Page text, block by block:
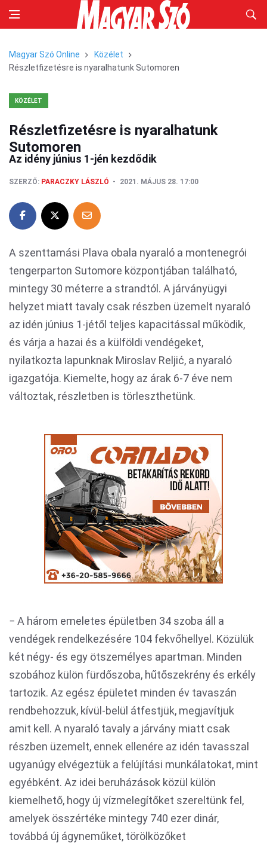
Magyar Szó Online
Közélet
Részletfizetésre is nyaralhatunk Sutomoren
KÖZÉLET
Részletfizetésre is nyaralhatunk
Sutomoren
Az idény június 1-jén kezdődik
SZERZŐ: PARACZKY LÁSZLÓ 2021. MÁJUS 28. 17:00
A szenttamási Plava obala nyaraló a montenegrói
tengerparton Sutomore központjában található,
mintegy 30 méterre a strandtól. A járványügyi
helyzet miatt tavaly csak részben üzemelt nyaraló
az idén június 1-jétől teljes kapacitással működik,
és várja a hazai és a külföldi vendégeket,
nyilatkozta lapunknak Miroslav Reljić, a nyaraló
igazgatója. Kiemelte, hogy az árak 6-7 éve nem
változtak, részletben is törleszthetünk.
− A három emeletes épületben 34 szoba áll a
vendégek rendelkezésére 104 fekvőhellyel. Közülük
két négy- és egy ötszemélyes apartman. Minden
szobához külön fürdőszoba, hűtőszekrény és erkély
tartozik. Az egész épületet minden év tavaszán
rendbehozzuk, kívül-belül átfestjük, megjavítjuk
amit kell. A nyaraló tavaly a járvány miatt csak
részben üzemelt, ennek ellenére az idén tavasszal
ugyanúgy elvégeztük a felújítási munkálatokat, mint
egyébként. Az idei beruházások közül külön
kiemelhető, hogy új vízmelegítőket szereltünk fel,
amelyek összértéke mintegy 740 ezer dinár,
továbbá új ágyneműket, törölközőket